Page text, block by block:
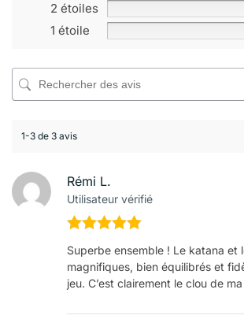
2 étoiles
1 étoile
1-3 de 3 avis
Rémi L.
Utilisateur vérifié
Note 5
5
Superbe ensemble ! Le katana et
magnifiques, bien équilibrés et
jeu. C’est clairement le clou de